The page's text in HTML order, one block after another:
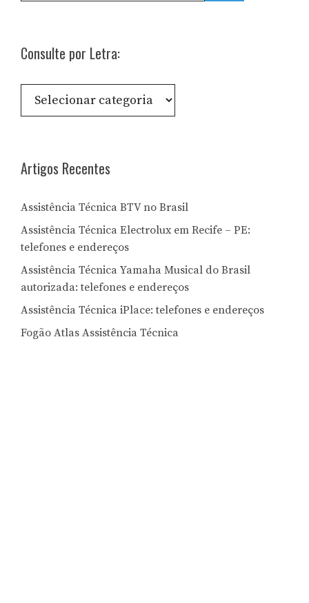
Consulte por Letra:
Consulte
Artigos Recentes
Assistência Técnica BTV no Brasil
Assistência Técnica Electrolux em Recife – PE:
telefones e endereços
Assistência Técnica Yamaha Musical do Brasil
autorizada: telefones e endereços
Assistência Técnica iPlace: telefones e endereços
Fogão Atlas Assistência Técnica